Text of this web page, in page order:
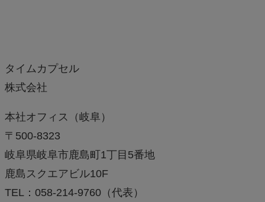
タイムカプセル
株式会社
本社オフィス（岐阜）
〒500-8323
岐阜県岐阜市鹿島町1丁目5番地
鹿島スクエアビル10F
TEL：058-214-9760（代表）